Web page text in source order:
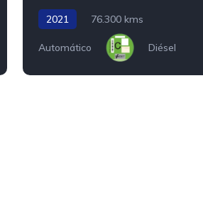
2021 76.300 kms
Automático Diésel